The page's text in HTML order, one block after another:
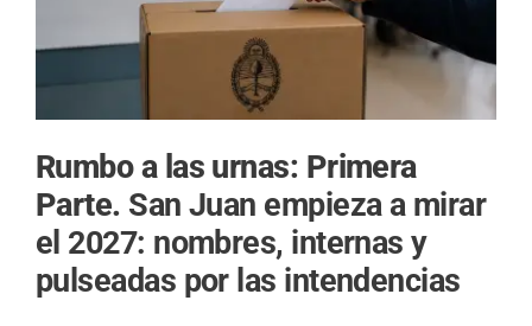
Rumbo a las urnas: Primera
Parte. San Juan empieza a mirar
el 2027: nombres, internas y
pulseadas por las intendencias